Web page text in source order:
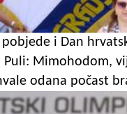
pobjede i Dan
Mimohodom,
odana počast